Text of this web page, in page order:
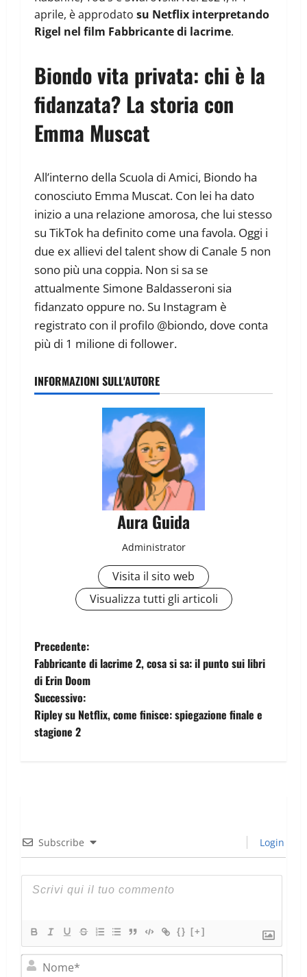
aprile, è approdato su Netflix interpretando
Rigel nel film Fabbricante di lacrime.
Biondo vita privata: chi è la
fidanzata? La storia con
Emma Muscat
All’interno della Scuola di Amici, Biondo ha
conosciuto Emma Muscat. Con lei ha dato
inizio a una relazione amorosa, che lui stesso
su TikTok ha definito come una favola. Oggi i
due ex allievi del talent show di Canale 5 non
sono più una coppia. Non si sa se
attualmente Simone Baldasseroni sia
fidanzato oppure no. Su Instagram è
registrato con il profilo @biondo, dove conta
più di 1 milione di follower.
INFORMAZIONI SULL'AUTORE
Aura Guida
Administrator
Visita il sito web
Visualizza tutti gli articoli
Precedente:
Fabbricante di lacrime 2, cosa si sa: il punto sui libri
di Erin Doom
Successivo:
Ripley su Netflix, come finisce: spiegazione finale e
stagione 2
Subscribe Login
{} [+]